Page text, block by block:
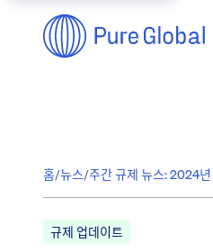
홈/뉴스/주간 규제 뉴스: 2024
규제 업데이트